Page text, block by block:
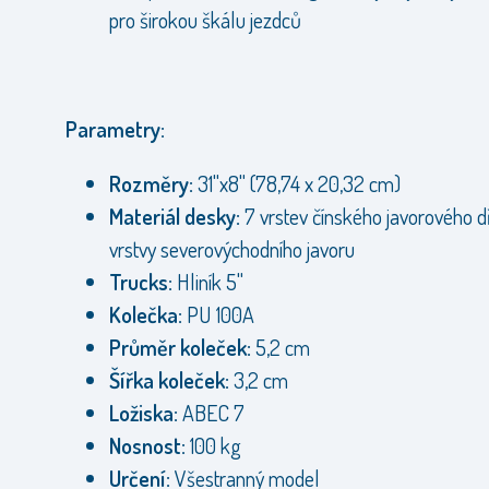
pro širokou škálu jezdců
Parametry:
Rozměry:31"x8" (78,74 x 20,32 cm)
Materiál desky:7 vrstev čínského javorového
vrstvy severovýchodního javoru
Trucks: Hliník 5"
Kolečka: PU 100A
Průměr koleček:5,2 cm
Šířka koleček:3,2 cm
Ložiska:ABEC 7
Nosnost:100 kg
Určení:Všestranný model